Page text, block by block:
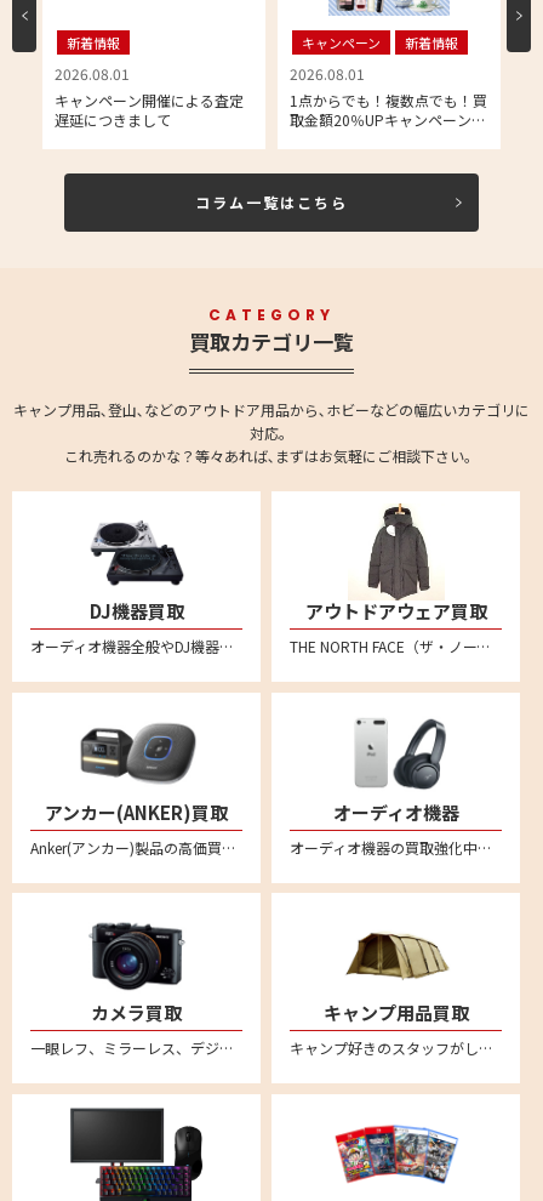
新着情報
2026.08.01
キャンペーン開催による査定
遅延につきまして
キャンペーン 新着情報
2026.08.01
1点からでも！複数点でも！買
取金額20％UPキャンペーンの
コラム一覧はこちら
CATEGORY
買取カテゴリ一覧
キャンプ用品､登山､などのアウトドア用品から､ホビーなどの幅広いカテゴリに
対応。
これ売れるのかな？等々あれば､まずはお気軽にご相談下さい。
DJ機器買取
オーディオ機器全般やDJ機器の買取強化中です。全国対応の宅配買取で、不要になったオーディオ機器をお売りください。 ターンテーブル、DJコントローラー、インターフェイス、CDJ、DJミキサー、DJエフェクター、シーケンサー、サンプラー、ヘッドホンやバイナル、MIDIコントローラーなども買い取りいたしております。
アウトドアウェア買取
THE NORTH FACE（ザ・ノース・フェイス）、 Patagonia（パタゴニア）、Columbia（コロンビア）、mont-bell（モンベル）、アークテリクス、スノーピーク、ナンガ、ACRONYM(アクロニウム)といった人気メーカー品を売るならリムーブへ。特にダウンジャケットなどを中心に買取強化中！
アンカー(ANKER)買取
Anker(アンカー)製品の高価買取ならリムーブ！新品はもちろん中古品もしっかり買い取ります。事前に金額のわかるLINE査定が便利！プロジェクターやプロジェクター、プロジェクター、ポータブル電源、スピーカー、ヘッドホン、イヤホン、ロボット掃除機、ヘッドセット、マイクなど様々なアンカー商品を宅配買取で売ることができます。
オーディオ機器
オーディオ機器の買取強化中。ヘッドセットやスピーカー・アンプ・プレーヤー・レコードプレーヤーなどあらゆるオーディオ機器の買取をおこなっております。音響関連の商品をリムーブへお売りください。全国対応の宅配買取サービスはこちら
カメラ買取
一眼レフ、ミラーレス、デジカメなど不要になったカメラの買取ならリムーブ。古いカメラもしっかり買い取ります。全国対応・送料無料の安心宅配査定。不要になったカメラをお売りください。
キャンプ用品買取
キャンプ好きのスタッフがしっかり買取ります。スノーピークやコールマンなど幅広いアウトドアブランドに対応。テントやタープ、ランタンなどのキャンプ用品を売るならリムーブへ。全国対応・送料無料の宅配査定はこちら